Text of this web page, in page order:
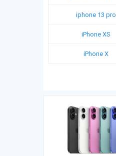
iphone 13 pro
iPhone XS
iPhone X